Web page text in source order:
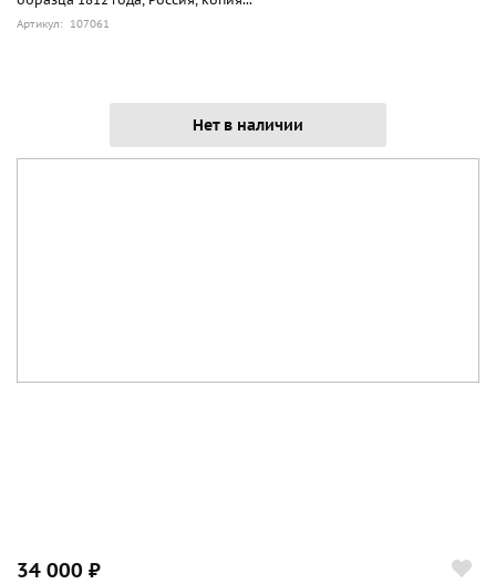
Артикул: 107061
Нет в наличии
34 000 ₽